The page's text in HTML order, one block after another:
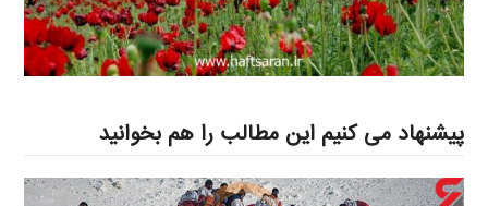
پیشنهاد می کنیم این مطالب را هم بخوانید